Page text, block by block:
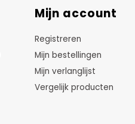
Mijn account
Registreren
Mijn bestellingen
Mijn verlanglijst
Vergelijk producten